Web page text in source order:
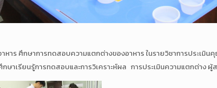
หาร ศึกษาการทดสอบความแตกต่างของอาหาร ในรายวิชาการประเมิ
าเรียนรู้การทดสอบและการวิเคราะห์ผล การประเมินความแตกต่าง